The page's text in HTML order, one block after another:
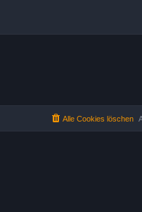
Alle Cookies löschen